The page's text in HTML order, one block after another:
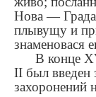
Нова — Града
плывущу и
знаменовася
В конце
II был введен
захоронений